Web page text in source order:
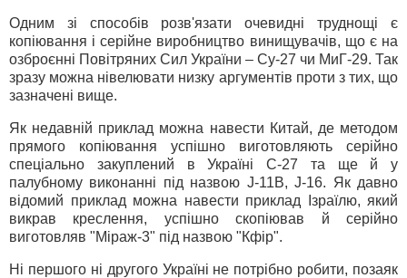
Одним зі способів розв'язати очевидні труднощі є
копіювання і серійне виробництво винищувачів, що є на
озброєнні Повітряних Сил України – Су-27 чи МиГ-29. Так
зразу можна нівелювати низку аргументів проти з тих, що
зазначені вище.
Як недавній приклад можна навести Китай, де методом
прямого копіювання успішно виготовляють серійно
спеціально закуплений в Україні С-27 та ще й у
палубному виконанні під назвою J-11В, J-16. Як давно
відомий приклад можна навести приклад Ізраїлю, який
викрав креслення, успішно скопіював й серійно
виготовляв "Міраж-3" під назвою "Кфір".
Ні першого ні другого Україні не потрібно робити, позаяк